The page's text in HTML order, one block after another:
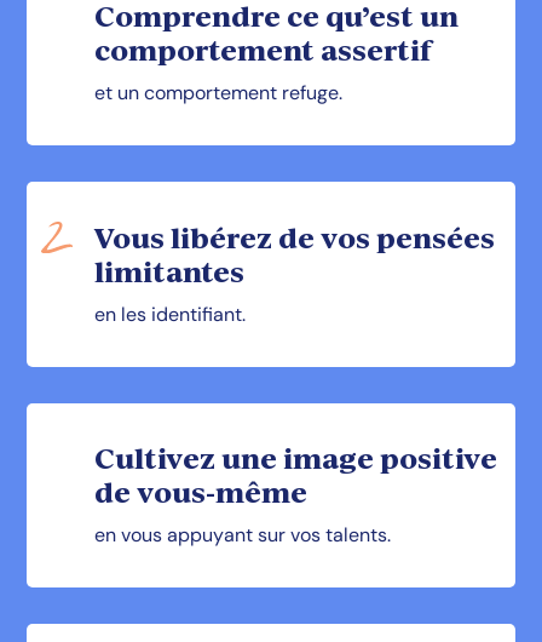
Comprendre ce qu’est un
comportement assertif
et un comportement refuge.
Vous libérez de vos pensées
limitantes
en les identifiant.
Cultivez une image positive
de vous-même
en vous appuyant sur vos talents.